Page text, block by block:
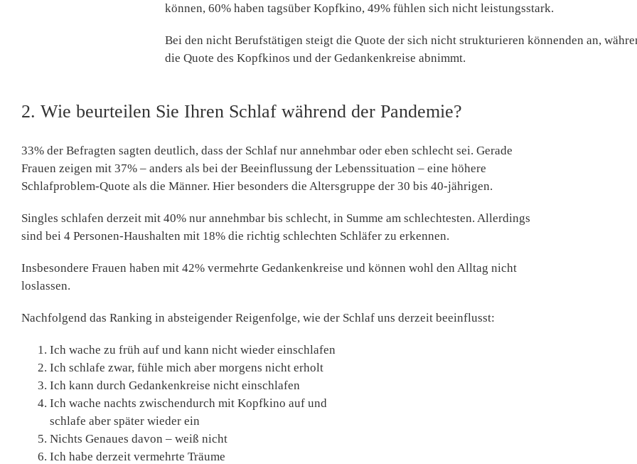
können, 60% haben tagsüber Kopfkino, 49% fühlen sich nicht leistungsstark.
Bei den nicht Berufstätigen steigt die Quote der sich nicht strukturieren könnenden an,
die Quote des Kopfkinos und der Gedankenkreise abnimmt.
2. Wie beurteilen Sie Ihren Schlaf während der Pandemie?
33% der Befragten sagten deutlich, dass der Schlaf nur annehmbar oder eben schlecht sei. Gerade
Frauen zeigen mit 37% – anders als bei der Beeinflussung der Lebenssituation – eine höhere
Schlafproblem-Quote als die Männer. Hier besonders die Altersgruppe der 30 bis 40-jährigen.
Singles schlafen derzeit mit 40% nur annehmbar bis schlecht, in Summe am schlechtesten. Allerdings
sind bei 4 Personen-Haushalten mit 18% die richtig schlechten Schläfer zu erkennen.
Insbesondere Frauen haben mit 42% vermehrte Gedankenkreise und können wohl den Alltag nicht
loslassen.
Nachfolgend das Ranking in absteigender Reigenfolge, wie der Schlaf uns derzeit beeinflusst:
Ich wache zu früh auf und kann nicht wieder einschlafen
Ich schlafe zwar, fühle mich aber morgens nicht erholt
Ich kann durch Gedankenkreise nicht einschlafen
Ich wache nachts zwischendurch mit Kopfkino auf und
schlafe aber später wieder ein
Nichts Genaues davon – weiß nicht
Ich habe derzeit vermehrte Träume